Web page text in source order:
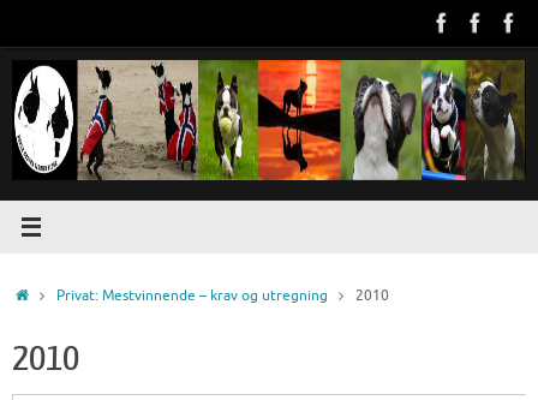
content
HomePrivat: Mestvinnende – krav og utregning 2010
2010